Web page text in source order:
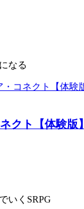
なる
クト【体験版】
いくSRPG